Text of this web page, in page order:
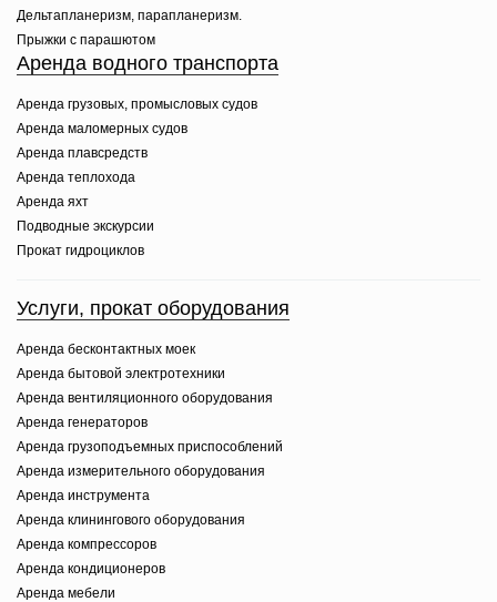
Дельтапланеризм, парапланеризм.
Прыжки с парашютом
Аренда водного транспорта
Аренда грузовых, промысловых судов
Аренда маломерных судов
Аренда плавсредств
Аренда теплохода
Аренда яхт
Подводные экскурсии
Прокат гидроциклов
Услуги, прокат оборудования
Аренда бесконтактных моек
Аренда бытовой электротехники
Аренда вентиляционного оборудования
Аренда генераторов
Аренда грузоподъемных приспособлений
Аренда измерительного оборудования
Аренда инструмента
Аренда клинингового оборудования
Аренда компрессоров
Аренда кондиционеров
Аренда мебели